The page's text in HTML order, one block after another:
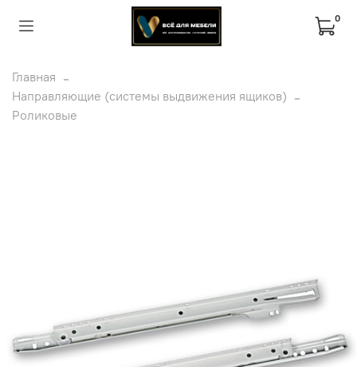
0
Главная
Направляющие (системы выдвижения ящиков)
Роликовые